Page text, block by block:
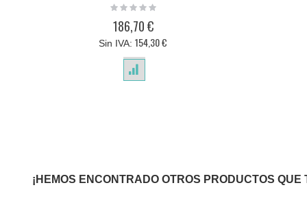
Rating:
186,70 €
154,30 €
¡HEMOS ENCONTRADO OTROS PRODUCTOS